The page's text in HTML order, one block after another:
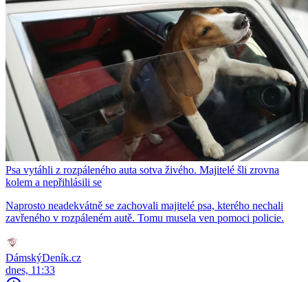
Psa vytáhli z rozpáleného auta sotva živého. Majitelé šli zrovna
kolem a nepřihlásili se
Naprosto neadekvátně se zachovali majitelé psa, kterého nechali
zavřeného v rozpáleném autě. Tomu musela ven pomoci policie.
DámskýDeník.cz
dnes, 11:33